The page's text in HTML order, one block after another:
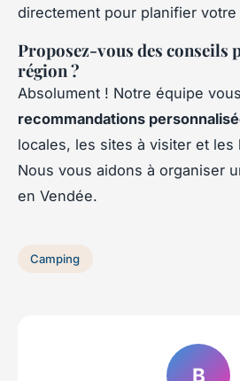
directement pour planifier votre
Proposez-vous des conseils
région ?
Absolument ! Notre équipe
recommandations
locales, les sites à visiter et les
Nous vous aidons à organiser
en Vendée.
Camping
B